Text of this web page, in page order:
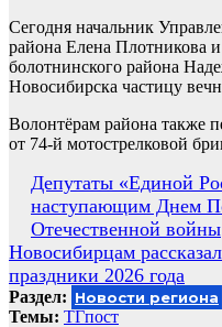
Сегодня начальник
района Елена Плотникова
болотнинского района
Новосибирска частицу
Волонтёрам района также
от 74-й мотострелковой
Навигация
по
записям
Депутаты «Единой
наступающим Днем
Отечественной войны
Новосибирцам
праздники 2026 года
Раздел: Новости региона
Темы: ТГпост